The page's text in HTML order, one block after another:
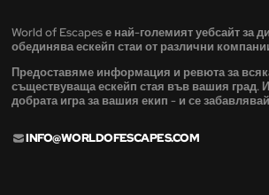
World of Escapes е най-големият уебсайт за
обединява ескейп стаи от различни
Предоставяме информация и ревюта за
съществуваща ескейп стая във вашия град.
добрата игра за вашия екип - и се
INFO@WORLDOFESCAPES.COM